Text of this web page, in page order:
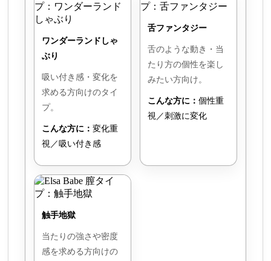
ワンダーランドしゃ
ぶり
吸い付き感・変化を
求める方向けのタイ
プ。
こんな方に： 変化重
視／吸い付き感
舌ファンタジー
舌のような動き・当
たり方の個性を楽し
みたい方向け。
こんな方に： 個性重
視／刺激に変化
触手地獄
当たりの強さや密度
感を求める方向けの